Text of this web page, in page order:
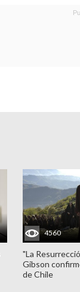
4560
"La
Gibson
de Chile